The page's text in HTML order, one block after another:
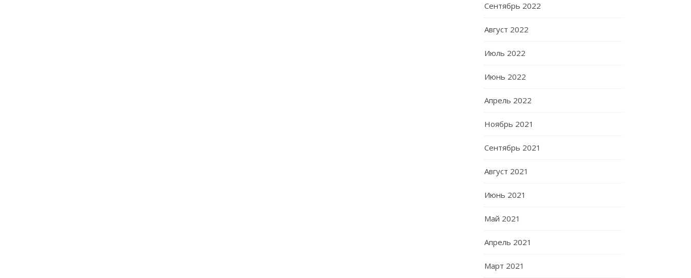
Сентябрь 2022
Август 2022
Июль 2022
Июнь 2022
Апрель 2022
Ноябрь 2021
Сентябрь 2021
Август 2021
Июнь 2021
Май 2021
Апрель 2021
Март 2021